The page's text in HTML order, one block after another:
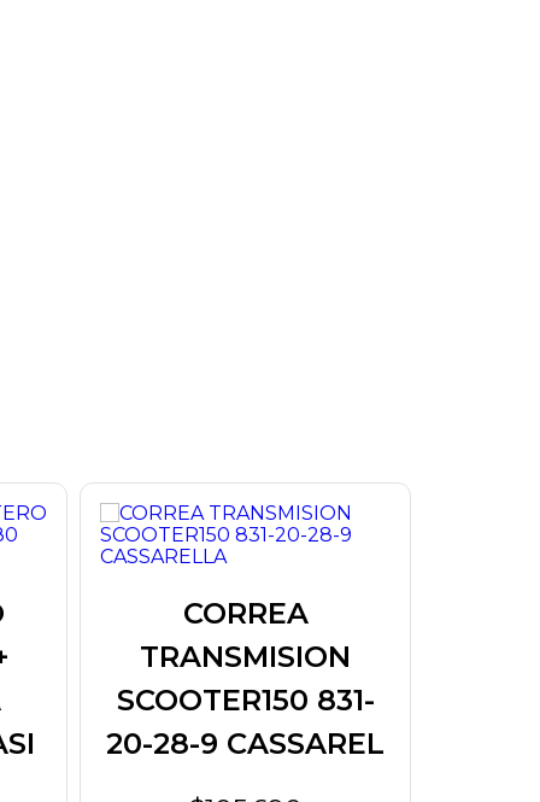
CORREA
TRANSMISION
SCOOTER150 831-
20-28-9 CASSAREL